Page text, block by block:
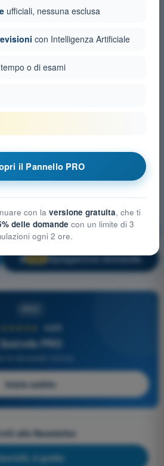
di volo e pianificazione
🔒 Spiegazione domanda
4,6/5
Quizvds PRO
Inizia subito
alla Newsletter
è gratis
ufficiali, nessuna esclusa
con Intelligenza Artificiale
o di esami
il Pannello PRO
con la versione gratuita, che ti
delle domande con un limite di 3
ogni 2 ore.